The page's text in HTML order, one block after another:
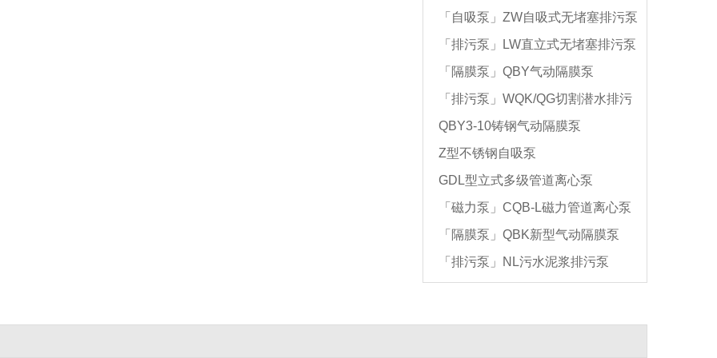
「自吸泵」ZW自吸式无堵塞排污泵
「排污泵」LW直立式无堵塞排污泵
「隔膜泵」QBY气动隔膜泵
「排污泵」WQK/QG切割潜水排污
QBY3-10铸钢气动隔膜泵
Z型不锈钢自吸泵
GDL型立式多级管道离心泵
「磁力泵」CQB-L磁力管道离心泵
「隔膜泵」QBK新型气动隔膜泵
「排污泵」NL污水泥浆排污泵